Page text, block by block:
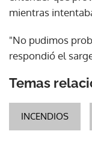
mientras
"No pudimos
respondió el
Temas
INCENDIOS